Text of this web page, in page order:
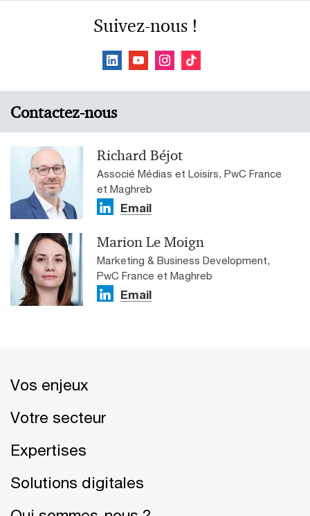
Suivez-nous !
Contactez-nous
Richard Béjot
Associé Médias et Loisirs, PwC France
et Maghreb
Email
Marion Le Moign
Marketing & Business Development,
PwC France et Maghreb
Email
Vos enjeux
Votre secteur
Expertises
Solutions digitales